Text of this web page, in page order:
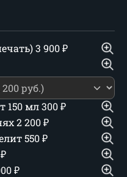
3 900₽
150 мл300₽
2 200₽
550₽
₽
₽